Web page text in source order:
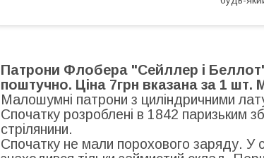
Патрони Флобера "Сейллер і
поштучно. Ціна 7грн вказана за 1 шт.
Малошумні патрони з циліндричними
Спочатку розроблені в 1842 паризьким
стрілянини.
Спочатку не мали порохового заряду. У